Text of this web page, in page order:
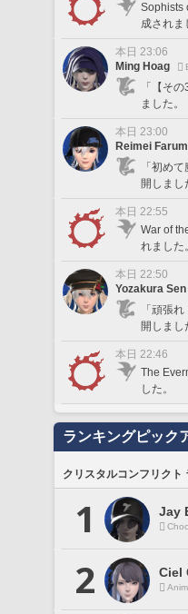
Sophists
成されま
本日 23:06
Ming Hoag
「【そ
ました。
本日 23:00
Reimei
「初め
開しまし
本日 22:55
War of
れました。
本日 22:50
Yozakura Sen
「頑張
開しまし
本日 22:46
The
した。
ランキングピック
クリスタルコンフリクト
1 Jay
2 Ciel